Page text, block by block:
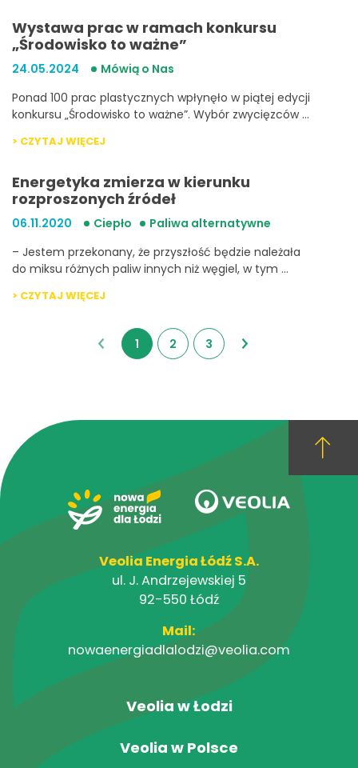
Wystawa prac w ramach konkursu
„Środowisko to ważne”
24.05.2024
Mówią o Nas
Ponad 100 prac plastycznych wpłynęło w piątej edycji
konkursu „Środowisko to ważne”. Wybór zwycięzców …
> CZYTAJ WIĘCEJ
Energetyka zmierza w kierunku
rozproszonych źródeł
06.11.2020 Ciepło
Paliwa alternatywne
– Jestem przekonany, że przyszłość będzie należała
do miksu różnych paliw innych niż węgiel, w tym …
> CZYTAJ WIĘCEJ
1 2 3
Veolia Energia Łódź S.A.
ul. J. Andrzejewskiej 5
92-550 Łódź
Mail:
nowaenergiadlalodzi@veolia.com
Veolia w Łodzi
Veolia w Polsce